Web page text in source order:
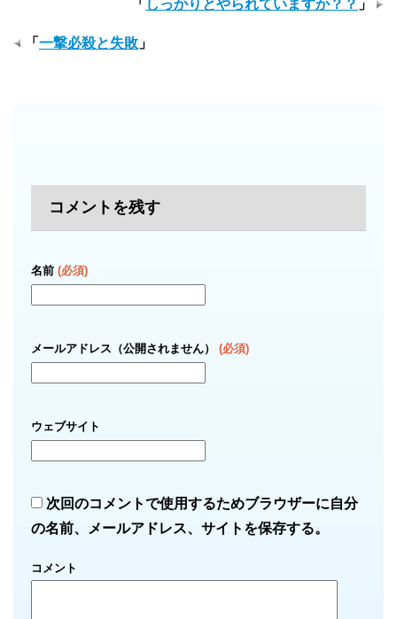
「 しっかりとやられていますか？？ 」
「 一撃必殺と失敗 」
コメントを残す
名前 (必須)
メールアドレス（公開されません） (必須)
ウェブサイト
次回のコメントで使用するためブラウザーに自分
の名前、メールアドレス、サイトを保存する。
コメント